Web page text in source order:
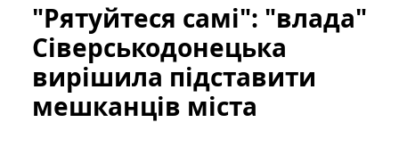
"Рятуйтеся самі": "влада"
Сіверськодонецька
вирішила підставити
мешканців міста